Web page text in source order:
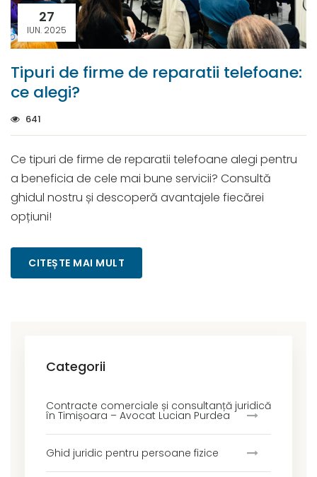
27
IUN. 2025
Tipuri de firme de reparatii telefoane:
ce alegi?
641
Ce tipuri de firme de reparatii telefoane alegi pentru
a beneficia de cele mai bune servicii? Consultă
ghidul nostru și descoperă avantajele fiecărei
opțiuni!
CITEȘTE MAI MULT
Categorii
Contracte comerciale și consultanță juridică
în Timișoara – Avocat Lucian Purdea
Ghid juridic pentru persoane fizice